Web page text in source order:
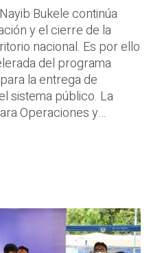
Bukele continúa
y el cierre de la
nacional. Es por ello
del programa
la entrega de
sistema público. La
Operaciones y…